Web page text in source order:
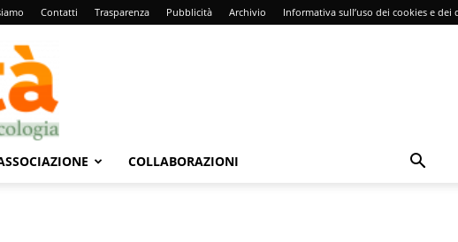
Contatti Trasparenza Pubblicità Archivio Informativa sull’uso dei cookies e dei
COLLABORAZIONI